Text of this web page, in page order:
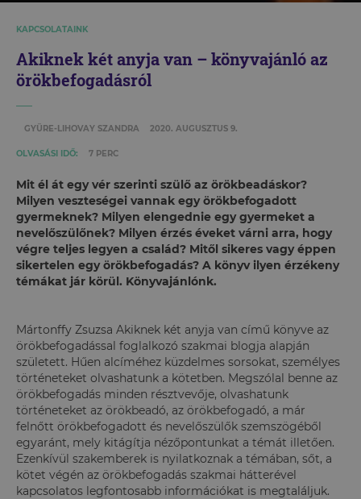
KAPCSOLATAINK
Akiknek két anyja van – könyvajánló az
örökbefogadásról
GYÜRE-LIHOVAY SZANDRA 2020. AUGUSZTUS 9.
OLVASÁSI IDŐ: 7 PERC
Mit él át egy vér szerinti szülő az örökbeadáskor?
Milyen veszteségei vannak egy örökbefogadott
gyermeknek? Milyen elengednie egy gyermeket a
nevelőszülőnek? Milyen érzés éveket várni arra, hogy
végre teljes legyen a család? Mitől sikeres vagy éppen
sikertelen egy örökbefogadás? A könyv ilyen érzékeny
témákat jár körül. Könyvajánlónk.
Mártonffy Zsuzsa Akiknek két anyja van című könyve az
örökbefogadással foglalkozó szakmai blogja alapján
született. Hűen alcíméhez küzdelmes sorsokat, személyes
történeteket olvashatunk a kötetben. Megszólal benne az
örökbefogadás minden résztvevője, olvashatunk
történeteket az örökbeadó, az örökbefogadó, a már
felnőtt örökbefogadott és nevelőszülők szemszögéből
egyaránt, mely kitágítja nézőpontunkat a témát illetően.
Ezenkívül szakemberek is nyilatkoznak a témában, sőt, a
kötet végén az örökbefogadás szakmai hátterével
kapcsolatos legfontosabb információkat is megtaláljuk.